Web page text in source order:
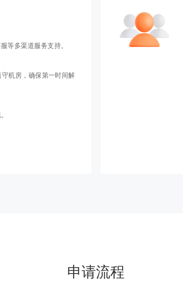
等多渠道服务支持。
机房，确保第一时间解
申请流程